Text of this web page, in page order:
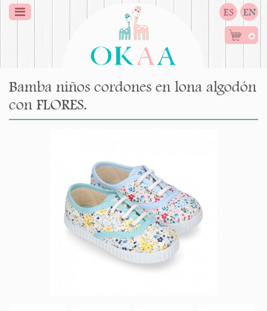
ES EN
0
Bamba niños cordones en lona algodón
con FLORES.